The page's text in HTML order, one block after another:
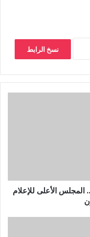
نسخ الرابط
الأعلى للإعلام